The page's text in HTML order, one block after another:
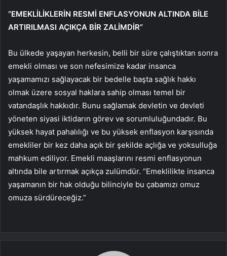
“EMEKLİLİKLERİN RESMİ ENFLASYONUN ALTINDA BİLE
ARTIRILMASI AÇIKÇA BİR ZALİMDİR”
Bu ülkede yaşayan herkesin, belli bir süre çalıştıktan sonra
emekli olması ve son nefesimize kadar insanca
yaşamamızı sağlayacak bir bedelle başta sağlık hakkı
olmak üzere sosyal haklara sahip olması temel bir
vatandaşlık hakkıdır. Bunu sağlamak devletin ve devleti
yöneten siyasi iktidarın görev ve sorumluluğundadır. Bu
yüksek hayat pahalılığı ve bu yüksek enflasyon karşısında
emekliler bir kez daha açık bir şekilde açlığa ve yoksulluğa
mahkum ediliyor. Emekli maaşlarını resmi enflasyonun
altında bile artırmak açıkça zulümdür. “Emeklilikte insanca
yaşamanın bir hak olduğu bilinciyle bu çabamızı omuz
omuza sürdüreceğiz.”